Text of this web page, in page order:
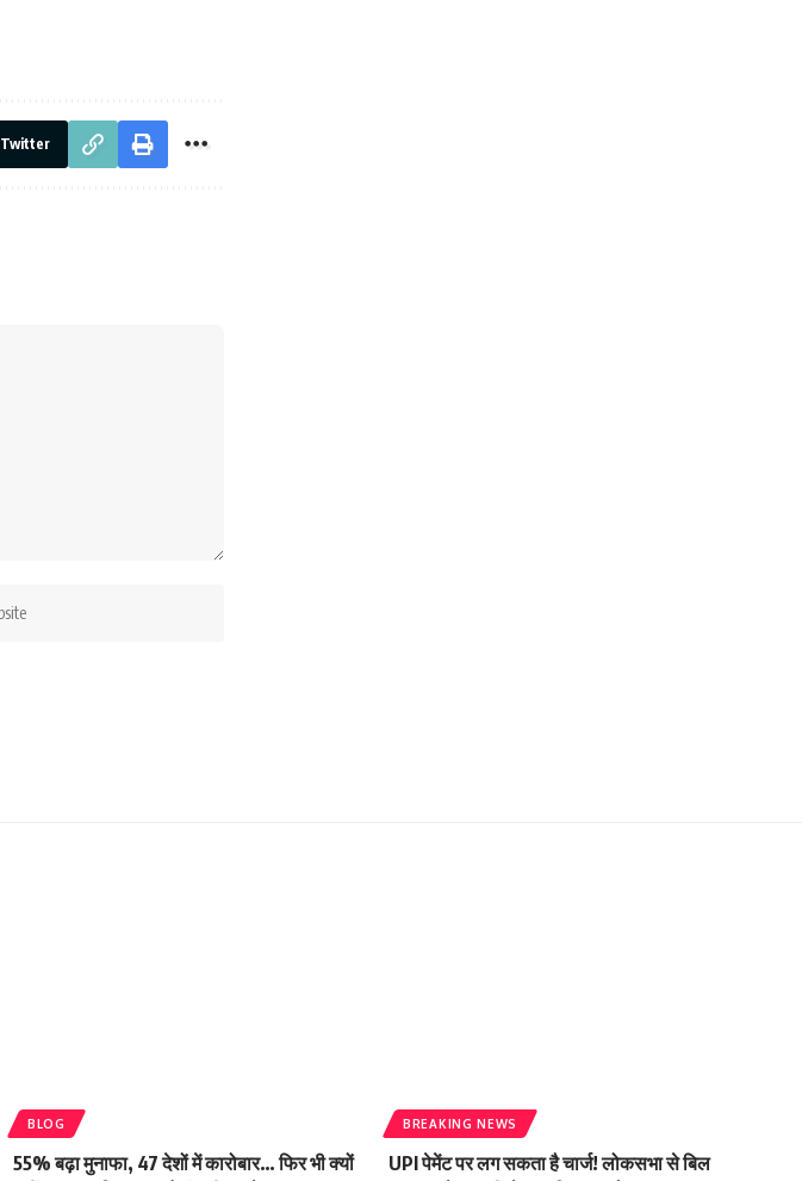
Twitter
BLOG
55% बढ़ा मुनाफा, 47 देशों में कारोबार… फिर भी क्यों
BREAKING NEWS
UPI पेमेंट पर लग सकता है चार्ज! लोकसभा से बिल